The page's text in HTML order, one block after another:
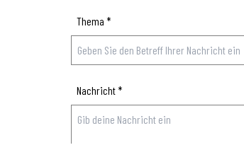
Thema *
Nachricht*